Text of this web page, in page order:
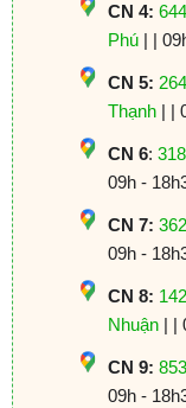
CN 4:
Phú| |
CN 5:
Thạnh| |
CN 6:
09h -
CN 7:
09h -
CN 8:
Nhuận| |
CN 9:
09h -